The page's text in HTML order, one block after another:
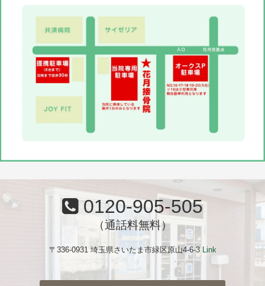
0120-905-505
（通話料無料）
〒336-0931 埼玉県さいたま市緑区原山4-6-3 Link